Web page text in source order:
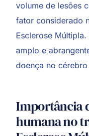
volume de lesões
fator considerado
Esclerose
amplo e
doença no
Importância
humana no